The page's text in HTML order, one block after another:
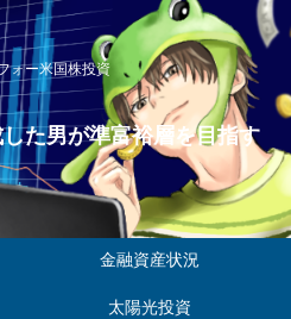
ォー米国株投資
た男が準富裕層を目指す
金融資産状況
太陽光投資